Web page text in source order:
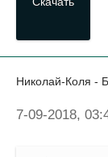
Николай-Коля -
7-09-2018,